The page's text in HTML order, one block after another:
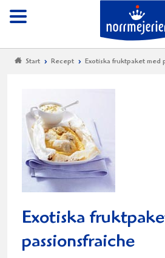
Meny
Start Recept Exotiska fruktpaket med
Exotiska
passionsfraiche